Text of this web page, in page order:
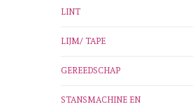
LINT
LIJM/ TAPE
GEREEDSCHAP
STANSMACHINE EN